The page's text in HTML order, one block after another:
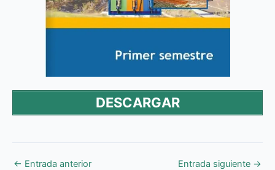
DESCARGAR
← Entrada anterior Entrada siguiente →